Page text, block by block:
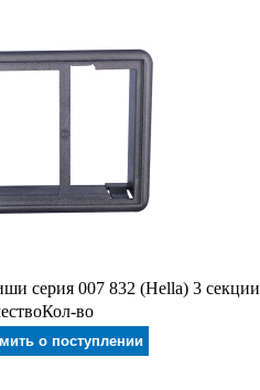
серия 007 832 (Hella) 3 секции
Кол-во
о поступлении